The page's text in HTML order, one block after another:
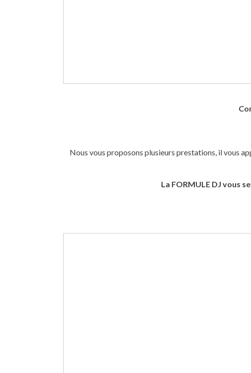
Nous vous proposons plusieurs prestations, il vous
La FORMULE DJ vous